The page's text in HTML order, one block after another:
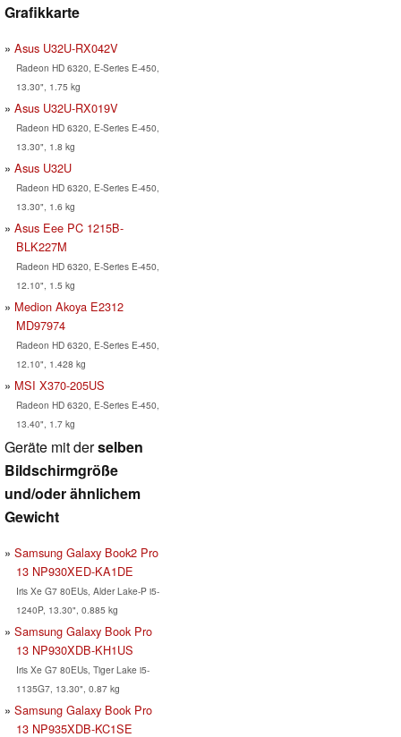
Grafikkarte
Asus U32U-RX042V
Radeon HD 6320, E-Series E-450,
13.30", 1.75 kg
Asus U32U-RX019V
Radeon HD 6320, E-Series E-450,
13.30", 1.8 kg
Asus U32U
Radeon HD 6320, E-Series E-450,
13.30", 1.6 kg
Asus Eee PC 1215B-
BLK227M
Radeon HD 6320, E-Series E-450,
12.10", 1.5 kg
Medion Akoya E2312
MD97974
Radeon HD 6320, E-Series E-450,
12.10", 1.428 kg
MSI X370-205US
Radeon HD 6320, E-Series E-450,
13.40", 1.7 kg
Geräte mit derselben
Bildschirmgröße
und/oder ähnlichem
Gewicht
Samsung Galaxy Book2 Pro
13 NP930XED-KA1DE
Iris Xe G7 80EUs, Alder Lake-P i5-
1240P, 13.30", 0.885 kg
Samsung Galaxy Book Pro
13 NP930XDB-KH1US
Iris Xe G7 80EUs, Tiger Lake i5-
1135G7, 13.30", 0.87 kg
Samsung Galaxy Book Pro
13 ‎NP935XDB-KC1SE